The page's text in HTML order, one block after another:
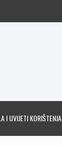
I UVIJETI KORIŠTENJA